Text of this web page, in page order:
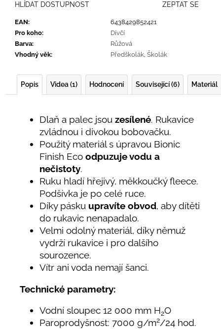
EAN:
6438429852421
Pro koho:
Dívčí
Barva:
Růžová
Vhodný věk: Předškolák, Školák
ZEPTAT SE
HLÍDAT DOSTUPNOST
Popis Videa (1) Hodnocení Související (6) Materiál
Dlaň a palec jsou zesílené. Rukavice
zvládnou i divokou bobovačku.
Použitý materiál s úpravou Bionic
Finish Eco odpuzuje vodu a
nečistoty.
Ruku hladí hřejivý, měkkoučký fleece.
Podšívka je po celé ruce.
Díky pásku upravíte obvod, aby dítěti
do rukavic nenapadalo.
Velmi odolný materiál, díky němuž
vydrží rukavice i pro dalšího
sourozence.
Vítr ani voda nemají šanci.
Technické parametry:
Vodní sloupec 12 000 mm H2O
Paroprodyšnost: 7000 g/m2/24 hod.